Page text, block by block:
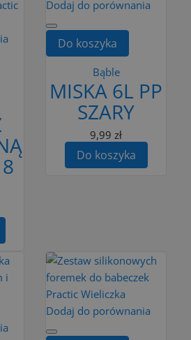
Dodaj do porównania
Do koszyka
Bąble
MISKA 6L PP
SZARY
9,99 zł
Do koszyka
Dodaj do porównania